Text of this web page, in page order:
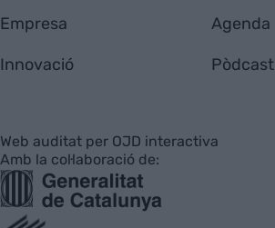
Empresa
Innovació
Agenda
Pòdcast
Web auditat per OJD interactiva
Amb la col·laboració de: